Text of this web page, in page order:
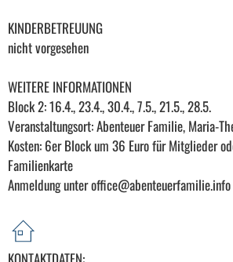
KINDERBETREUUNG
nicht vorgesehen
WEITERE INFORMATIONEN
Block 2: 16.4., 23.4., 30.4., 7.5., 21.5., 28.5.
Veranstaltungsort: Abenteuer Familie, Maria-
Kosten: 6er Block um 36 Euro für Mitglieder
Familienkarte
Anmeldung unter office@abenteuerfamilie.info